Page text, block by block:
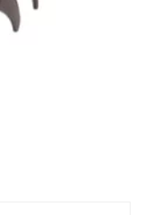
же набора